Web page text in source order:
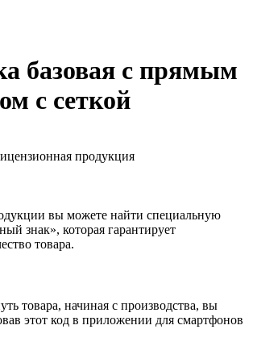
базовая с прямым
с сеткой
продукция
вы можете найти специальную
знак», которая гарантирует
товара.
товара, начиная с производства, вы
этот код в приложении для смартфонов